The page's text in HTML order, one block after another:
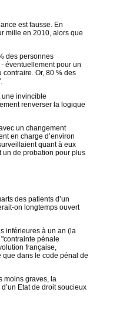
est fausse. En
mille en 2010, alors que
des personnes
éventuellement pour un
Or, 80 % des
une invincible
renverser la logique
un changement
en charge d’environ
quant à eux
un de probation pour plus
des patients d’un
on longtemps ouvert
inférieures à un an (la
pénale
française,
que dans le code pénal de
moins graves, la
Etat de droit soucieux